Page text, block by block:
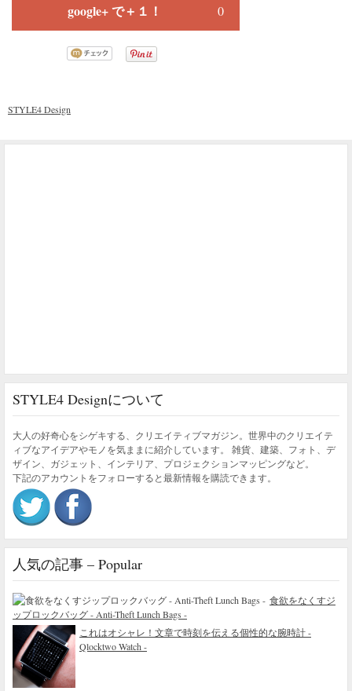
google+ で＋１！ 0
STYLE4 Design
STYLE4 Designについて
大人の好奇心をシゲキする、クリエイティブマガジン。世界中のクリエイテ
ィブなアイデアやモノを気ままに紹介しています。 雑貨、建築、フォト、デ
ザイン、ガジェット、インテリア、プロジェクションマッピングなど。
下記のアカウントをフォローすると最新情報を購読できます。
人気の記事 – Popular
食欲をなくすジ
ップロックバッグ - Anti-Theft Lunch Bags -
これはオシャレ！文章で時刻を伝える個性的な腕時計 -
Qlocktwo Watch -